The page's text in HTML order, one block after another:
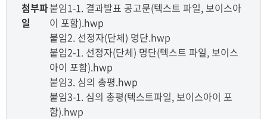
첨부파
일
붙임1-1. 결과발표 공고문(텍스트 파일, 보이스아
이 포함).hwp
붙임2. 선정자(단체) 명단.hwp
붙임2-1. 선정자(단체) 명단(텍스트 파일, 보이스
아이 포함).hwp
붙임3. 심의 총평.hwp
붙임3-1. 심의 총평(텍스트파일, 보이스아이 포
함).hwp